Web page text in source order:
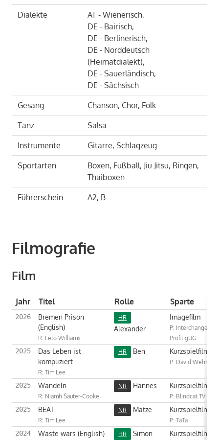
Dialekte
AT - Wienerisch,
DE - Bairisch,
DE - Berlinerisch,
DE - Norddeutsch
(Heimatdialekt),
DE - Sauerländisch,
DE - Sächsisch
Gesang Chanson, Chor, Folk
Tanz Salsa
Instrumente Gitarre, Schlagzeug
Sportarten
Boxen, Fußball, Jiu Jitsu, Ringen,
Thaiboxen
Führerschein A2, B
Filmografie
Film
Jahr Titel Rolle Sparte
2026
Bremen Prison
(English)
R: Leto Williams
HR
Alexander
Imagefilm
P: Interchange
Profit gUG
2025
Das Leben ist
kompliziert
R: Tim Lee
HR Ben Kurzspielfilm
P: David Wehr
2025 Wandeln
R: Niamh Sauter-Cooke
NR Hannes Kurzspielfilm
P: Blindcat TV
2025 BEAT
R: Tim Lee
NR Matze Kurzspielfilm
P: TaTa
2024 Waste wars (English) HR Simon Kurzspielfilm